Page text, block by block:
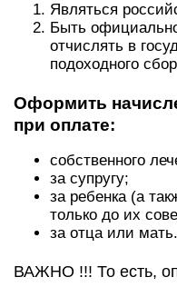
Являться
Быть
отчислять в
подоходного
Оформить
при оплате:
собственного
за супругу;
за ребенка (а
только до их
за отца или мать.
ВАЖНО !!! То есть,